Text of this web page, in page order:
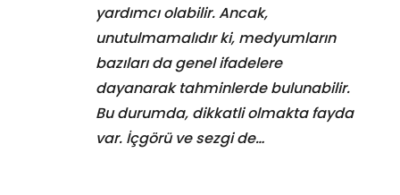
yardımcı olabilir. Ancak,
unutulmamalıdır ki, medyumların
bazıları da genel ifadelere
dayanarak tahminlerde bulunabilir.
Bu durumda, dikkatli olmakta fayda
var. İçgörü ve sezgi de…